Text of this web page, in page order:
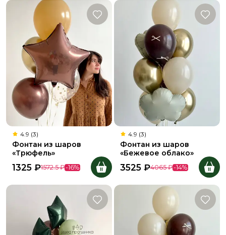
4.9 (3)
Фонтан из шаров
«Трюфель»
1325 ₽1572.5 ₽-16%
4.9 (3)
Фонтан из шаров
«Бежевое облако»
3525 ₽4065 ₽-14%